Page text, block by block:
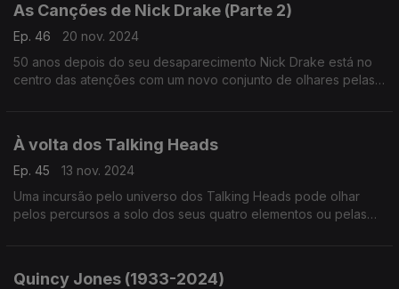
As Canções de Nick Drake (Parte 2)
Ep. 46
20 nov. 2024
50 anos depois do seu desaparecimento Nick Drake está no
centro das atenções com um novo conjunto de olhares pelas
À volta dos Talking Heads
Ep. 45
13 nov. 2024
Uma incursão pelo universo dos Talking Heads pode olhar
pelos percursos a solo dos seus quatro elementos ou pelas
Quincy Jones (1933-2024)